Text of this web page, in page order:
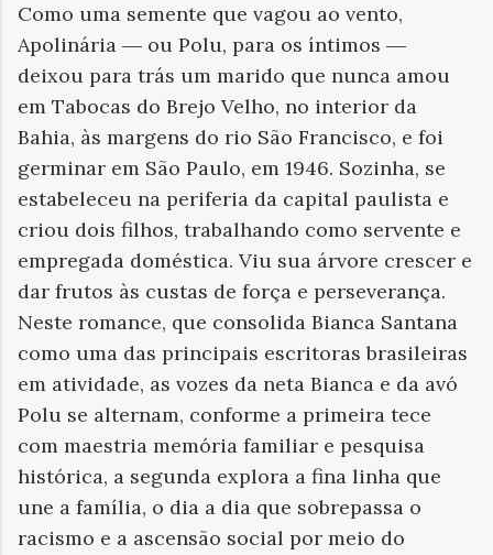
Como uma semente que vagou ao vento,
Apolinária ― ou Polu, para os íntimos ―
deixou para trás um marido que nunca amou
em Tabocas do Brejo Velho, no interior da
Bahia, às margens do rio São Francisco, e foi
germinar em São Paulo, em 1946. Sozinha, se
estabeleceu na periferia da capital paulista e
criou dois filhos, trabalhando como servente e
empregada doméstica. Viu sua árvore crescer e
dar frutos às custas de força e perseverança.
Neste romance, que consolida Bianca Santana
como uma das principais escritoras brasileiras
em atividade, as vozes da neta Bianca e da avó
Polu se alternam, conforme a primeira tece
com maestria memória familiar e pesquisa
histórica, a segunda explora a fina linha que
une a família, o dia a dia que sobrepassa o
racismo e a ascensão social por meio do